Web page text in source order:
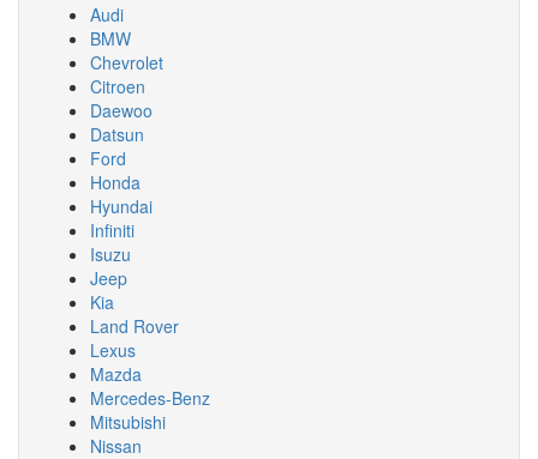
Audi
BMW
Chevrolet
Citroen
Daewoo
Datsun
Ford
Honda
Hyundai
Infiniti
Isuzu
Jeep
Kia
Land Rover
Lexus
Mazda
Mercedes-Benz
Mitsubishi
Nissan